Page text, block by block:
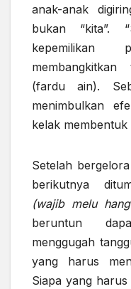
anak-anak
bukan “kita”.
kepemilikan
(fardu ain).
menimbulkan
kelak
Setelah
berikutnya
(wajib melu
beruntun
menggugah
yang harus
Siapa yang